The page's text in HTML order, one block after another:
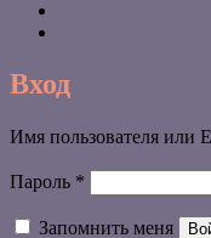
Вход
Имя пользователя или
Пароль *
Запомнить меня